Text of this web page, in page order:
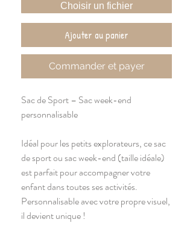
Choisir un fichier
Ajouter au panier
Commander et payer
Sac de Sport – Sac week-end
personnalisable
Idéal pour les petits explorateurs, ce sac
de sport ou sac week-end (taille idéale)
est parfait pour accompagner votre
enfant dans toutes ses activités.
Personnalisable avec votre propre visuel,
il devient unique !